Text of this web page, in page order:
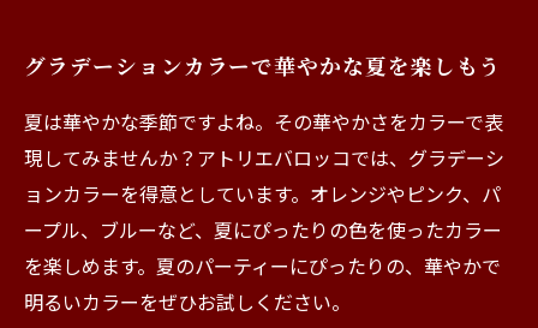
グラデーションカラーで華やかな夏を楽しもう
夏は華やかな季節ですよね。その華やかさをカラーで表
現してみませんか？アトリエバロッコでは、グラデーシ
ョンカラーを得意としています。オレンジやピンク、パ
ープル、ブルーなど、夏にぴったりの色を使ったカラー
を楽しめます。夏のパーティーにぴったりの、華やかで
明るいカラーをぜひお試しください。